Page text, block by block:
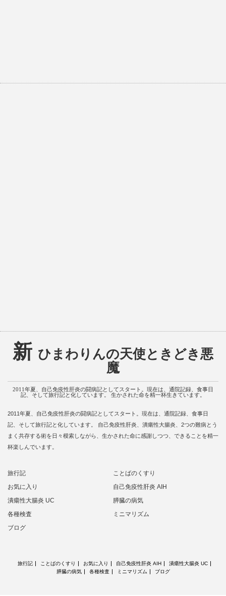
新 ひまわりんの天使ときどき悪
魔
2011年夏、自己免疫性肝炎の闘病記としてスタート。現在は、通院記録、食事日
記、そして旅行記と化しています。 生かされた命を精一杯生きています。
2011年夏、自己免疫性肝炎の闘病記としてスタート。現在は、通院記録、食事日
記、そして旅行記と化しています。 自己免疫性肝炎、潰瘍性大腸炎、2つの難病とう
まく共存する術を日々模索しながら、生かされた命に感謝しつつ、できることを精一
杯楽しんでいます。
旅行記
ことばのくすり
お気に入り
自己免疫性肝炎 AIH
潰瘍性大腸炎 UC
膵臓の病気
各種検査
ミニマリズム
ブログ
旅行記 ことばのくすり お気に入り 自己免疫性肝炎 AIH
潰瘍性大腸炎 UC
膵臓の病気
各種検査 ミニマリズム ブログ